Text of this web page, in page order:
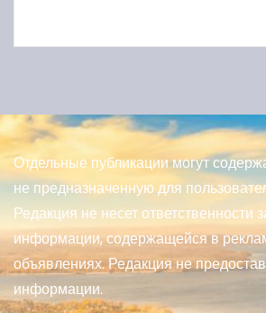
Отдельные публикации могут
не предназначенную для
Редакция не несет ответственности
информации, содержащейся в
объявлениях. Редакция не
информации.